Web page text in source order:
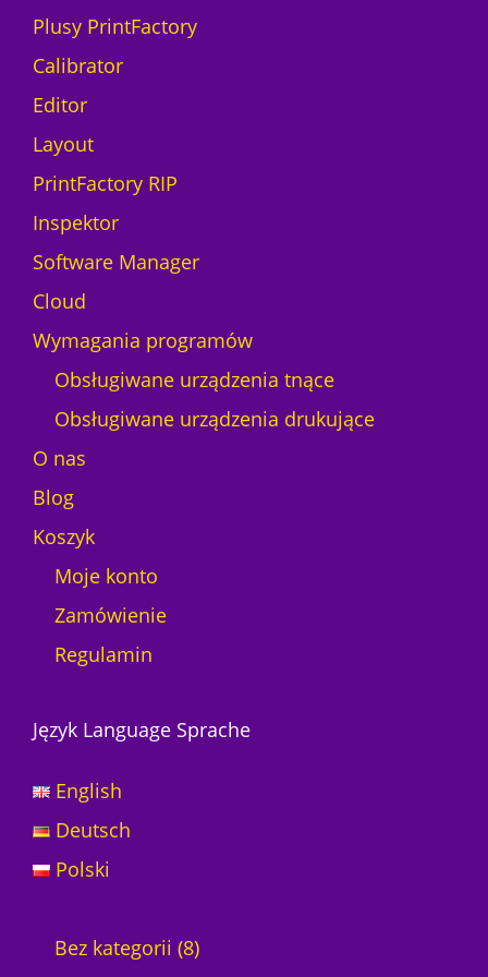
Plusy PrintFactory
Calibrator
Editor
Layout
PrintFactory RIP
Inspektor
Software Manager
Cloud
Wymagania programów
Obsługiwane urządzenia tnące
Obsługiwane urządzenia drukujące
O nas
Blog
Koszyk
Moje konto
Zamówienie
Regulamin
Język Language Sprache
English
Deutsch
Polski
Bez kategorii 88